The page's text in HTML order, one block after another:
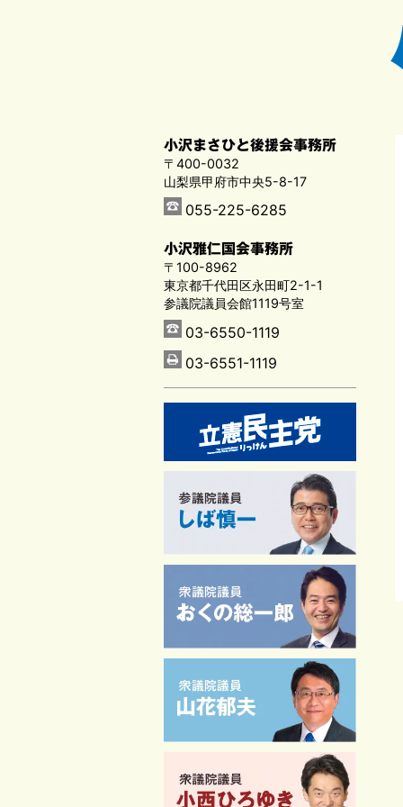
小沢まさひと後援会事務所
〒400-0032
山梨県甲府市中央5-8-17
055-225-6285
小沢雅仁国会事務所
〒100-8962
東京都千代田区永田町2-1-1
参議院議員会館1119号室
03-6550-1119
03-6551-1119